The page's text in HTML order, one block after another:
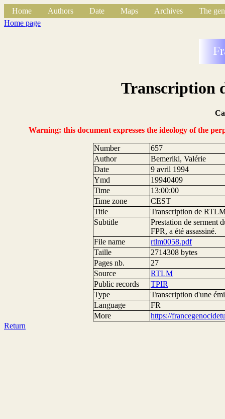
Home Authors Date Maps Archives
The
Home page
Transcription
Warning: this document expresses the ideology of the
Number
657
Author
Bemeriki, Valérie
Date
9 avril 1994
Ymd
19940409
Time
13:00:00
Time zone
CEST
Title
Transcription de
Subtitle
Prestation de serment
FPR, a été assassiné.
File name
rtlm0058.pdf
Taille
2714308 bytes
Pages nb.
27
Source
RTLM
Public records
TPIR
Type
Transcription d'une
Language
FR
More
https://
Return